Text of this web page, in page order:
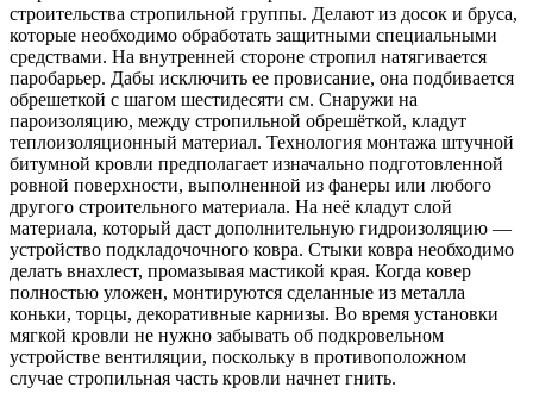
строительства стропильной группы. Делают из досок и бруса,
которые необходимо обработать защитными специальными
средствами. На внутренней стороне стропил натягивается
паробарьер. Дабы исключить ее провисание, она подбивается
обрешеткой с шагом шестидесяти см. Снаружи на
пароизоляцию, между стропильной обрешёткой, кладут
теплоизоляционный материал. Технология монтажа штучной
битумной кровли предполагает изначально подготовленной
ровной поверхности, выполненной из фанеры или любого
другого строительного материала. На неё кладут слой
материала, который даст дополнительную гидроизоляцию —
устройство подкладочочного ковра. Стыки ковра необходимо
делать внахлест, промазывая мастикой края. Когда ковер
полностью уложен, монтируются сделанные из металла
коньки, торцы, декоративные карнизы. Во время установки
мягкой кровли не нужно забывать об подкровельном
устройстве вентиляции, поскольку в противоположном
случае стропильная часть кровли начнет гнить.